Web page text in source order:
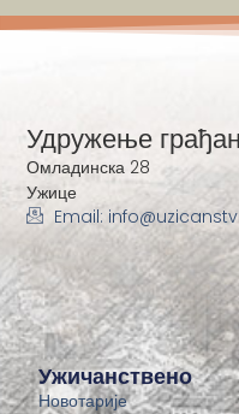
Ужичанствено
Новотарије
Удружење
Омладинска 28
Ужице
Email: